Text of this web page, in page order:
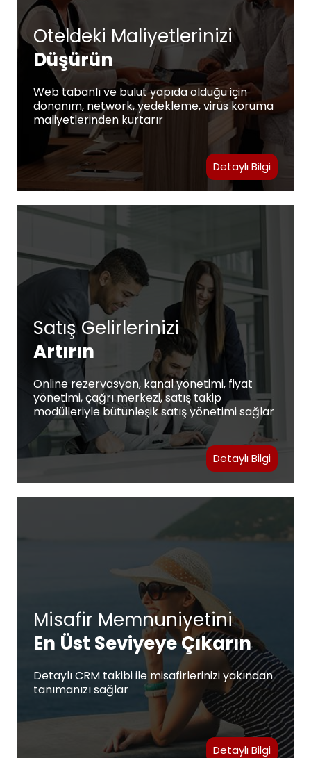
Oteldeki Maliyetlerinizi
Düşürün
Web tabanlı ve bulut yapıda olduğu için
donanım, network, yedekleme, virüs koruma
maliyetlerinden kurtarır
Detaylı Bilgi
Satış Gelirlerinizi
Artırın
Online rezervasyon, kanal yönetimi, fiyat
yönetimi, çağrı merkezi, satış takip
modülleriyle bütünleşik satış yönetimi sağlar
Detaylı Bilgi
Misafir Memnuniyetini
En Üst Seviyeye Çıkarın
Detaylı CRM takibi ile misafirlerinizi yakından
tanımanızı sağlar
Detaylı Bilgi